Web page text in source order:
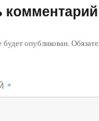
комментарий
опубликован.
*